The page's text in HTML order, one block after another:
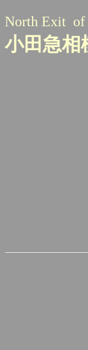
North Exit of
小田急